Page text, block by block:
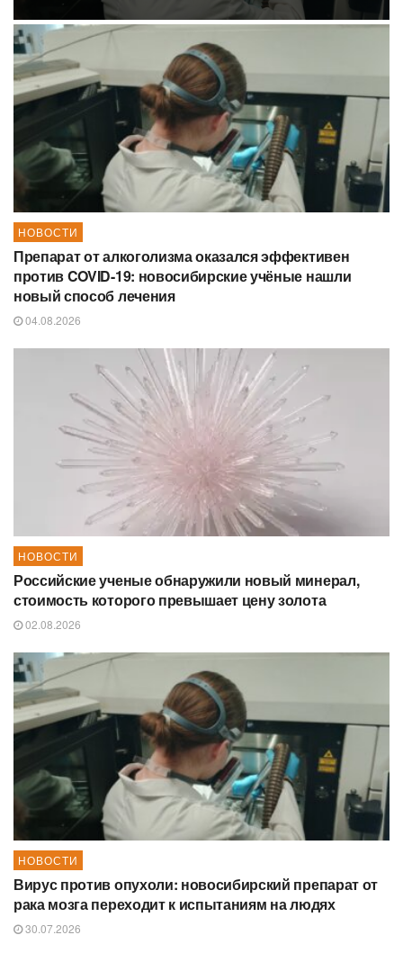
НОВОСТИ
Препарат от алкоголизма оказался эффективен
против COVID-19: новосибирские учёные нашли
новый способ лечения
04.08.2026
НОВОСТИ
Российские ученые обнаружили новый минерал,
стоимость которого превышает цену золота
02.08.2026
НОВОСТИ
Вирус против опухоли: новосибирский препарат от
рака мозга переходит к испытаниям на людях
30.07.2026